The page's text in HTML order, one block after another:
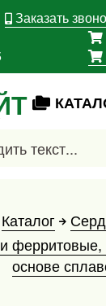
Заказать
Каталог
основе